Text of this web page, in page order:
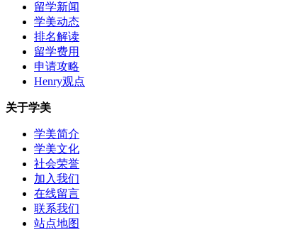
留学新闻
学美动态
排名解读
留学费用
申请攻略
Henry观点
关于学美
学美简介
学美文化
社会荣誉
加入我们
在线留言
联系我们
站点地图